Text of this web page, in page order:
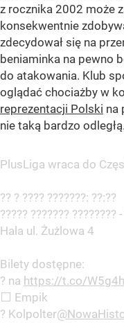
z rocznika 2002 może
konsekwentnie
zdecydował się na
beniaminka na pewno
do atakowania. Klub
oglądać chociażby w
reprezentacji Polski na
nie taką bardzo odległą.
PlusLiga wraca do
?? ? ???? ???????: ??:??
????? ??????? ????????
Hala ul. Żużlowa 4
Bilety dostępne:
? na https://t.co/
⬜ Empik
? Kolpolter